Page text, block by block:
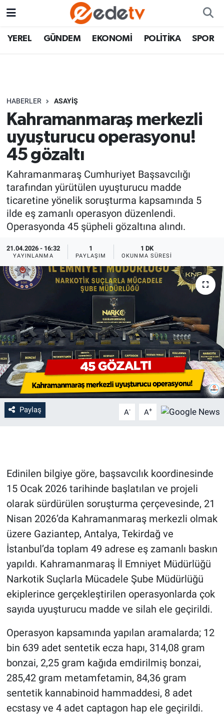
YEREL GÜNDEM EKONOMİ POLİTİKA SPOR
HABERLER ASAYİŞ
Kahramanmaraş merkezli
uyuşturucu operasyonu!
45 gözaltı
Kahramanmaraş Cumhuriyet Başsavcılığı
tarafından yürütülen uyuşturucu madde
ticaretine yönelik soruşturma kapsamında 5
ilde eş zamanlı operasyon düzenlendi.
Operasyonda 45 şüpheli gözaltına alındı.
21.04.2026 - 16:32
YAYINLANMA
1
PAYLAŞIM
1 DK
OKUNMA SÜRESI
Paylaş A- A+
Edinilen bilgiye göre, başsavcılık koordinesinde
15 Ocak 2026 tarihinde başlatılan ve projeli
olarak sürdürülen soruşturma çerçevesinde, 21
Nisan 2026’da Kahramanmaraş merkezli olmak
üzere Gaziantep, Antalya, Tekirdağ ve
İstanbul’da toplam 49 adrese eş zamanlı baskın
yapıldı. Kahramanmaraş İl Emniyet Müdürlüğü
Narkotik Suçlarla Mücadele Şube Müdürlüğü
ekiplerince gerçekleştirilen operasyonlarda çok
sayıda uyuşturucu madde ve silah ele geçirildi.
Operasyon kapsamında yapılan aramalarda; 12
bin 639 adet sentetik ecza hapı, 314,08 gram
bonzai, 2,25 gram kağıda emdirilmiş bonzai,
285,42 gram metamfetamin, 84,36 gram
sentetik kannabinoid hammaddesi, 8 adet
ecstasy ve 4 adet captagon hap ele geçirildi.